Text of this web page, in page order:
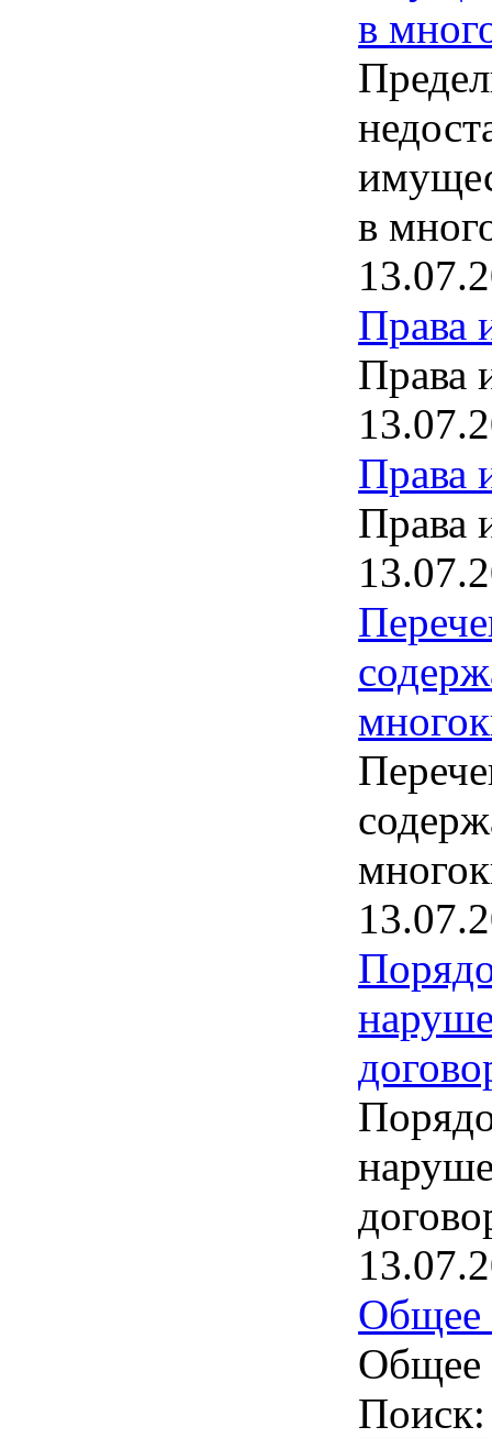
в
в
Права
Права
Права
Права
Общее
Общее
Поиск: